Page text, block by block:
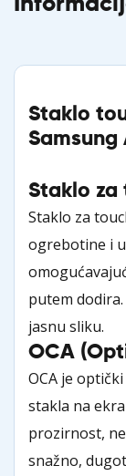
Staklo
Samsung
Staklo za
Staklo za
ogrebotine i
putem
jasnu sliku.
OCA
OCA je
stakla na
prozirnost,
snažno,